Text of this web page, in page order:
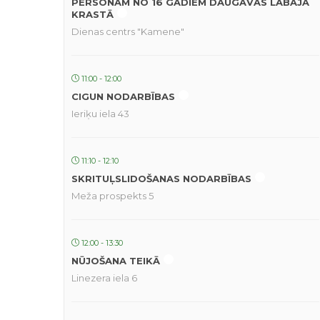
KRASTĀ
Dienas centrs "Kamene"
11:00 - 12:00
CIGUN NODARBĪBAS
Ieriķu iela 43
11:10 - 12:10
SKRITUĻSLIDOŠANAS NODARBĪBAS
Meža prospekts 5
12:00 - 13:30
NŪJOŠANA TEIKĀ
Linezera iela 6